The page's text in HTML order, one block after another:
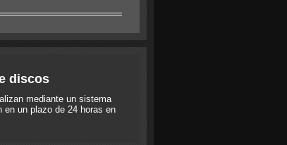
discos
mediante un sistema
un plazo de 24 horas en